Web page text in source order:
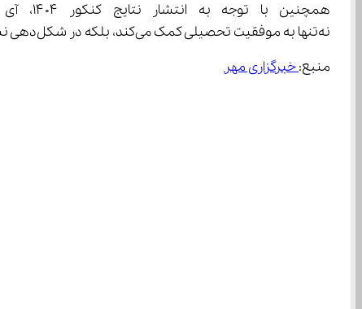
نه‌تنها به موفقیت تحصیلی کمک می‌کند، بلکه در شکل‌دهی نسلی متوازن از لحاظ ذهنی و بدنی نقش مؤثری دارد.
منبع: خبرگزاری مهر